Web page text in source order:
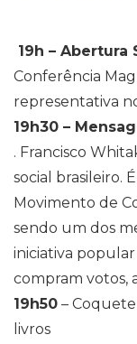
19h – Abertura
Conferência
representativa
19h30 –
. Francisco
social brasileiro.
Movimento de
sendo um dos
iniciativa
compram votos,
19h50 –
livros